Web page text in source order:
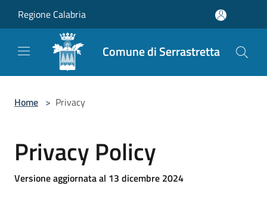
Regione Calabria
Comune di Serrastretta
Home > Privacy
Privacy Policy
Versione aggiornata al 13 dicembre 2024